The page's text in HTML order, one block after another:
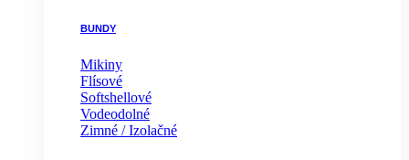
BUNDY
Mikiny
Flísové
Softshellové
Vodeodolné
Zimné / Izolačné